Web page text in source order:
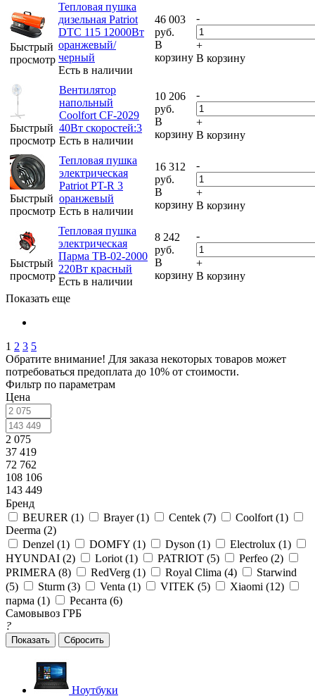
Быстрый
просмотр
Тепловая пушка
дизельная Patriot
DTC 115 12000Вт
оранжевый/
черный
Есть в наличии
46 003
руб.
В
корзину
-
+
В корзину
Быстрый
просмотр
Вентилятор
напольный
Coolfort CF-2029
40Вт скоростей:3
Есть в наличии
10 206
руб.
В
корзину
-
+
В корзину
Быстрый
просмотр
Тепловая пушка
электрическая
Patriot PT-R 3
оранжевый
Есть в наличии
16 312
руб.
В
корзину
-
+
В корзину
Быстрый
просмотр
Тепловая пушка
электрическая
Парма ТВ-02-2000
220Вт красный
Есть в наличии
8 242
руб.
В
корзину
-
+
В корзину
Показать еще
1 2 3 5
Обратите внимание! Для заказа некоторых товаров может
потребоваться предоплата до 10% от стоимости.
Фильтр по параметрам
Цена
2 075
37 419
72 762
108 106
143 449
Бренд
BEURER (1) Brayer (1) Centek (7) Coolfort (1)
Deerma (2)
Denzel (1) DOMFY (1) Dyson (1) Electrolux (1)
HYUNDAI (2) Loriot (1) PATRIOT (5) Perfeo (2)
PRIMERA (8) RedVerg (1) Royal Clima (4)
Starwind
(5) Sturm (3) Venta (1) VITEK (5) Xiaomi (12)
парма (1) Ресанта (6)
Самовывоз ГРБ
?
Сбросить
Ноутбуки